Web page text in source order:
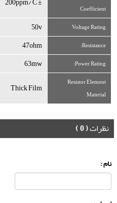
Coefficient
50v Voltage Rating
47ohm Resistance:
63mw Power Rating:
Thick Film
Resistor Element
Material
نظرات( 0 )
نام :